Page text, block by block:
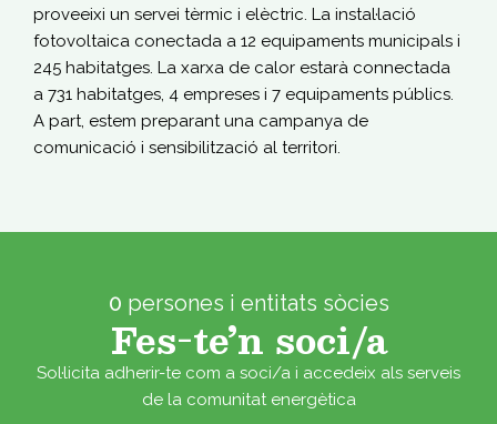
proveeixi un servei tèrmic i elèctric. La instal·lació
fotovoltaica conectada a 12 equipaments municipals i
245 habitatges. La xarxa de calor estarà connectada
a 731 habitatges, 4 empreses i 7 equipaments públics.
A part, estem preparant una campanya de
comunicació i sensibilització al territori.
0 persones i entitats sòcies
Fes-te’n soci/a
Sol·licita adherir-te com a soci/a i accedeix als serveis
de la comunitat energètica